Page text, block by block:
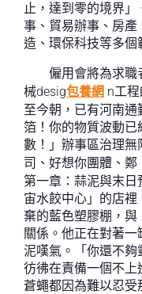
止，達到零的境界
事、貿易辦事、房產
造、環保科技等多個
僱用會將為求職
械desig包養網 n工
至今朝，已有河南
箔！你的物質波動
數！」辦事區治理
司、好想你團體、
第一章：蒜泥與末
宙水餃中心」的店
棄的藍色塑膠棚，
關係。他正在對著
泥嘆氣。「你還不夠
彷彿在責備一個不
蒼蠅都因為難以忍